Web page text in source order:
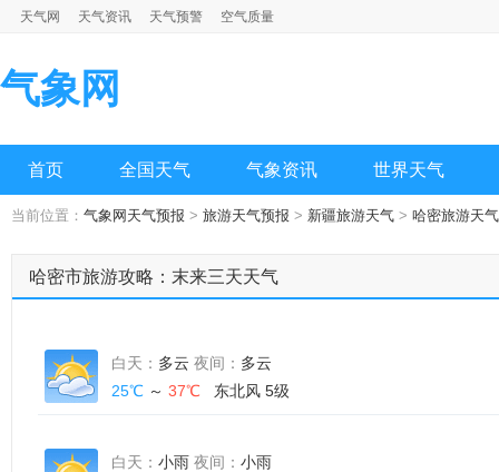
天气网 天气资讯 天气预警 空气质量
气象网
首页 全国天气 气象资讯 世界天气
当前位置： 气象网天气预报 > 旅游天气预报 > 新疆旅游天气 > 哈密旅游天气
哈密市旅游攻略：末来三天天气
白天： 多云 夜间： 多云
25℃ ～ 37℃ 东北风 5级
白天： 小雨 夜间： 小雨